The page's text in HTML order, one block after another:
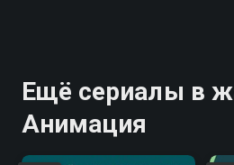
Ещё сериалы в
Анимация